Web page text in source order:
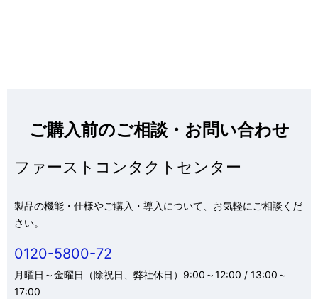
ご購入前のご相談・お問い合わせ
ファーストコンタクトセンター
製品の機能・仕様やご購入・導入について、お気軽にご相談くだ
さい。
0120-5800-72
月曜日～金曜日（除祝日、弊社休日）9:00～12:00 / 13:00～
17:00